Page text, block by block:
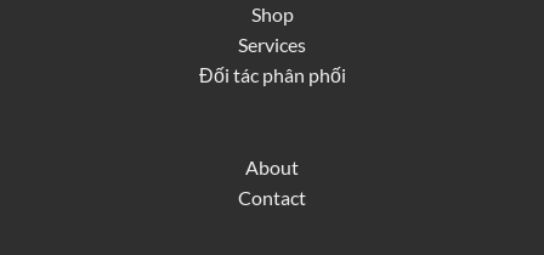
Shop
Services
Đối tác phân phối
About
Contact